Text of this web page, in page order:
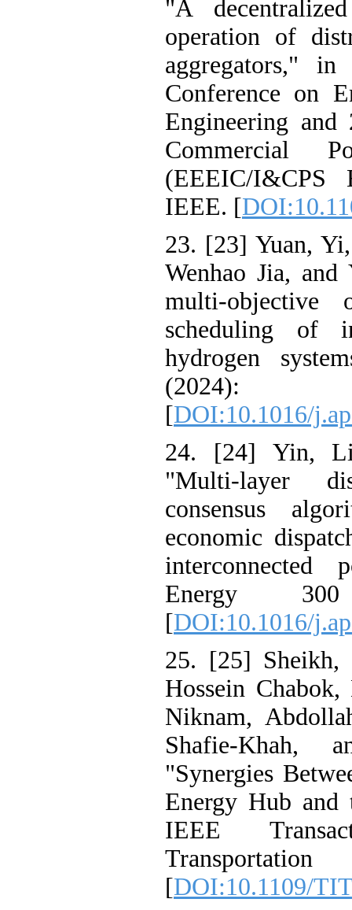
"A
operation of
Conference
Engineering
(EEEIC/
IEEE. [
23. [23] Yuan,
Wenhao Jia,
multi-
scheduling
hydrogen
[DOI:10.1016/
24. [24] Yin,
"Multi-layer
consensus
economic
Energy
[DOI:10.1016/
25. [25]
Hossein
Niknam,
Shafie-
"Synergies
Energy Hub
IEEE
[DOI:10.1109/